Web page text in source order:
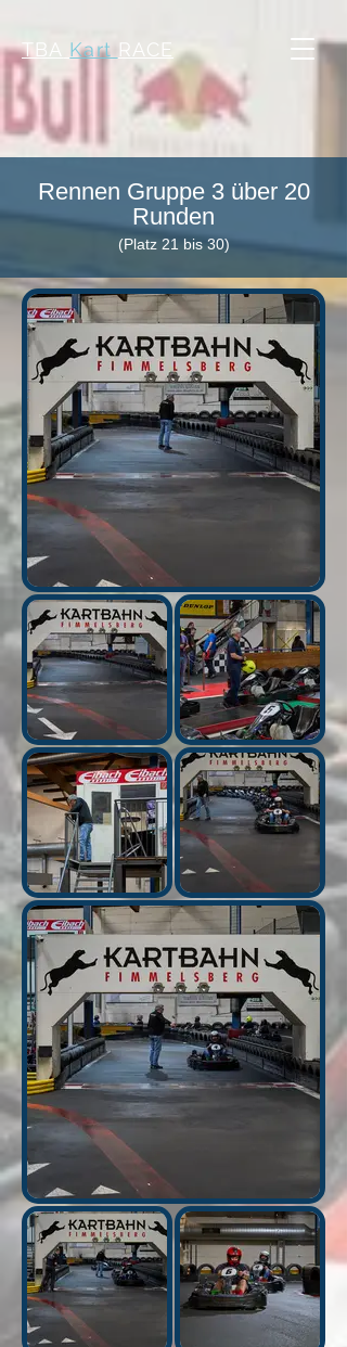
TBA Kart RACE
Rennen Gruppe 3 über 20
Runden
(Platz 21 bis 30)